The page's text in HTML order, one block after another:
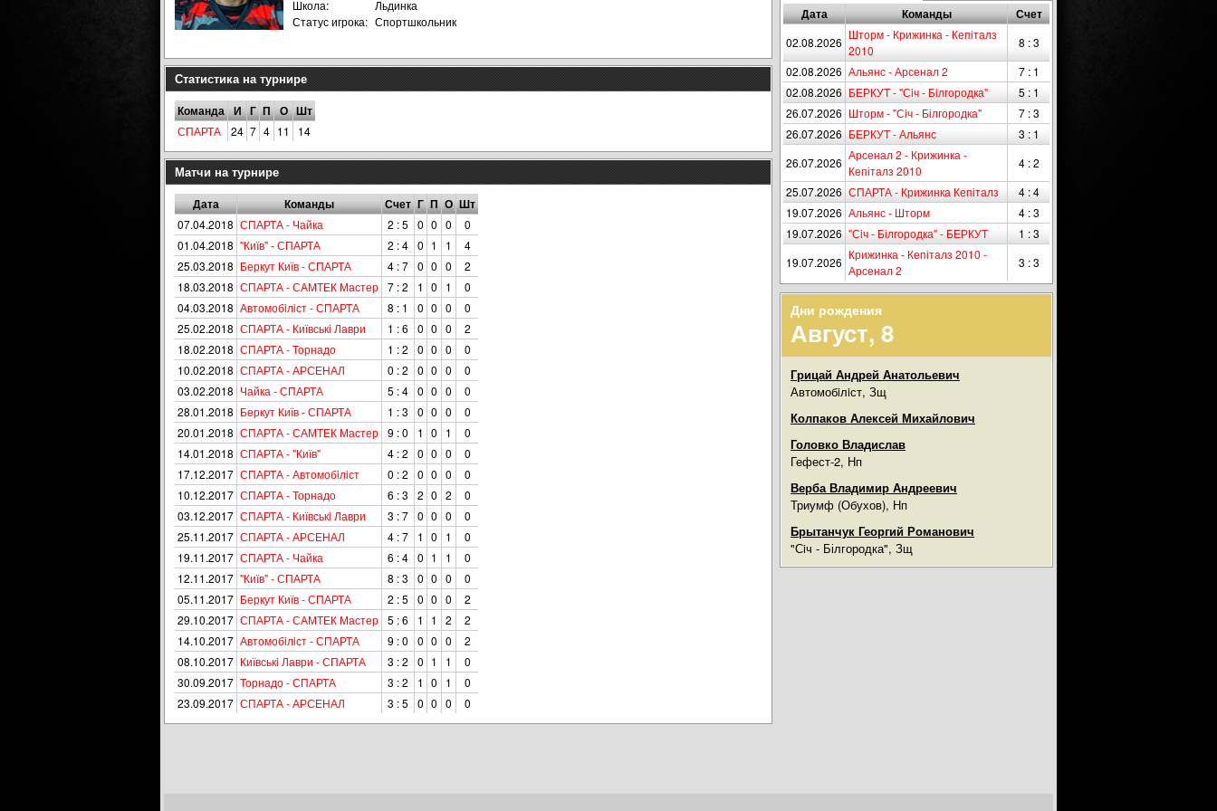
Дата Команды Счет
02.08.2026
Шторм - Крижинка - Кепіталз
2010
8 : 3
02.08.2026 Альянс - Арсенал 2
7 : 1
02.08.2026 БЕРКУТ - "Сiч - Білгородка"
5 : 1
26.07.2026 Шторм - "Сiч - Білгородка"
7 : 3
26.07.2026 БЕРКУТ - Альянс
3 : 1
26.07.2026
Арсенал 2 - Крижинка -
Кепіталз 2010
4 : 2
25.07.2026 СПАРТА - Крижинка Кепіталз
4 : 4
19.07.2026 Альянс - Шторм
4 : 3
19.07.2026 "Сiч - Білгородка" - БЕРКУТ
1 : 3
19.07.2026
Крижинка - Кепіталз 2010 -
Арсенал 2
3 : 3
Дни рождения
Август, 8
Грицай Андрей Анатольевич
Автомобiлiст, Зщ
Колпаков Алексей Михайлович
Головко Владислав
Гефест-2, Нп
Верба Владимир Андреевич
Триумф (Обухов), Нп
Брытанчук Георгий Романович
"Сiч - Білгородка", Зщ
Школа:
Льдинка
Статус игрока: Спортшкольник
Статистика на турнире
Команда И Г П О Шт
СПАРТА 24 7 4 11 14
Матчи на турнире
Дата Команды Счет Г П О Шт
07.04.2018 СПАРТА - Чайка 2 : 5 0 0 0
0
01.04.2018 "Київ" - СПАРТА 2 : 4 0 1 1
4
25.03.2018 Беркут Київ - СПАРТА 4 : 7 0 0 0
2
18.03.2018 СПАРТА - САМТЕК Мастер 7 : 2 1 0 1
0
04.03.2018 Автомобiлiст - СПАРТА 8 : 1 0 0 0
0
25.02.2018 СПАРТА - Київськi Лаври 1 : 6 0 0 0
2
18.02.2018 СПАРТА - Торнадо 1 : 2 0 0 0
0
10.02.2018 СПАРТА - АРСЕНАЛ 0 : 2 0 0 0
0
03.02.2018 Чайка - СПАРТА 5 : 4 0 0 0
0
28.01.2018 Беркут Київ - СПАРТА 1 : 3 0 0 0
0
20.01.2018 СПАРТА - САМТЕК Мастер 9 : 0 1 0 1
0
14.01.2018 СПАРТА - "Київ" 4 : 2 0 0 0
0
17.12.2017 СПАРТА - Автомобiлiст 0 : 2 0 0 0
0
10.12.2017 СПАРТА - Торнадо 6 : 3 2 0 2
0
03.12.2017 СПАРТА - Київськi Лаври 3 : 7 0 0 0
0
25.11.2017 СПАРТА - АРСЕНАЛ 4 : 7 1 0 1
0
19.11.2017 СПАРТА - Чайка 6 : 4 0 1 1
0
12.11.2017 "Київ" - СПАРТА 8 : 3 0 0 0
0
05.11.2017 Беркут Київ - СПАРТА 2 : 5 0 0 0
2
29.10.2017 СПАРТА - САМТЕК Мастер 5 : 6 1 1 2
2
14.10.2017 Автомобiлiст - СПАРТА 9 : 0 0 0 0
2
08.10.2017 Київськi Лаври - СПАРТА 3 : 2 0 1 1
0
30.09.2017 Торнадо - СПАРТА 3 : 2 1 0 1
0
23.09.2017 СПАРТА - АРСЕНАЛ 3 : 5 0 0 0 0